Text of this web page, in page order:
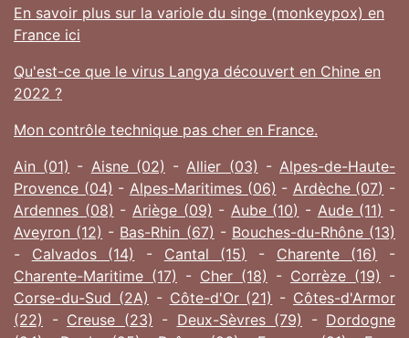
En savoir plus sur la variole du singe (monkeypox) en
France ici
Qu'est-ce que le virus Langya découvert en Chine en
2022 ?
Mon contrôle technique pas cher en France.
Ain (01) - Aisne (02) - Allier (03) - Alpes-de-Haute-
Provence (04) - Alpes-Maritimes (06) - Ardèche (07) -
Ardennes (08) - Ariège (09) - Aube (10) - Aude (11) -
Aveyron (12) - Bas-Rhin (67) - Bouches-du-Rhône (13)
- Calvados (14) - Cantal (15) - Charente (16)
-
Charente-Maritime (17) - Cher (18) - Corrèze (19) -
Corse-du-Sud (2A) - Côte-d'Or (21) - Côtes-d'Armor
(22) - Creuse (23) - Deux-Sèvres (79) - Dordogne